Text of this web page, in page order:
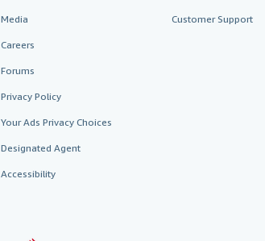
Media
Careers
Forums
Privacy Policy
Your Ads Privacy Choices
Designated Agent
Accessibility
Customer Support